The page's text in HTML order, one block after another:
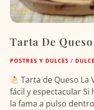
Tarta De
POSTRES Y DULCES /
Tarta de Queso La
fácil y espectacular Si
la fama a pulso